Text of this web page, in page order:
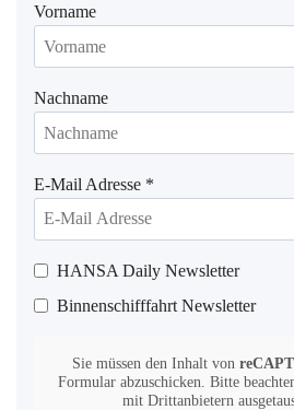
Vorname
Nachname
E-Mail Adresse *
HANSA Daily Newsletter
Binnenschifffahrt Newsletter
Sie müssen den Inhalt von
Formular abzuschicken. Bitte
mit Drittanbietern